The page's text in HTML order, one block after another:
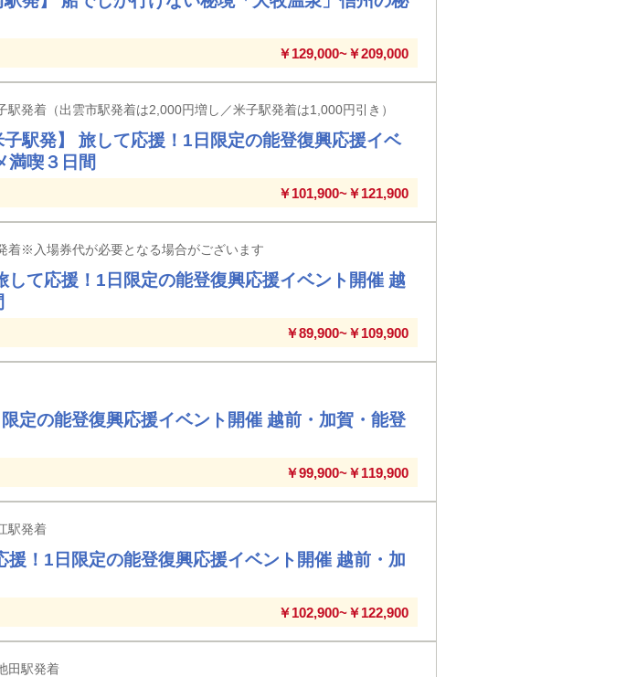
￥129,000~￥209,000
駅発着（出雲市駅発着は2,000円増し／米子駅発着は1,000円引き）
子駅発】 旅して応援！1日限定の能登復興応援イベ
満喫３日間
￥101,900~￥121,900
着※入場券代が必要となる場合がございます
して応援！1日限定の能登復興応援イベント開催 越
￥89,900~￥109,900
定の能登復興応援イベント開催 越前・加賀・能登
￥99,900~￥119,900
駅発着
援！1日限定の能登復興応援イベント開催 越前・加
￥102,900~￥122,900
田駅発着